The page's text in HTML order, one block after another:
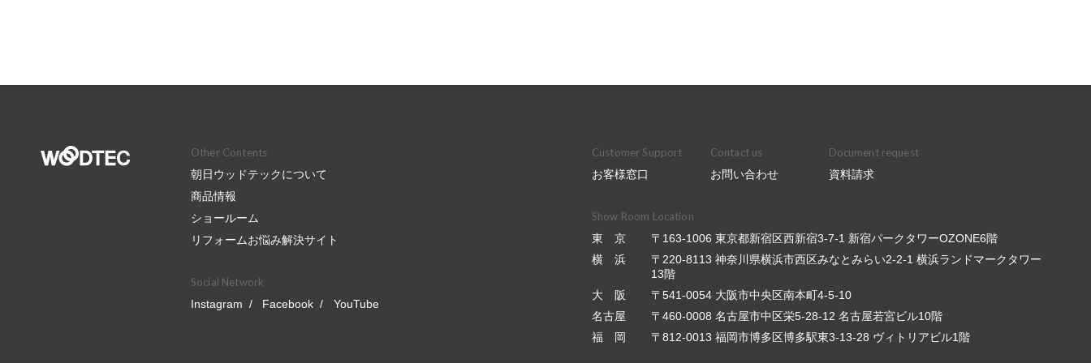
Other Contents
朝日ウッドテックについて
商品情報
ショールーム
リフォームお悩み解決サイト
Social Network
Instagram
Facebook YouTube
Customer Support
お客様窓口
Contact us
お問い合わせ
Document request
資料請求
Show Room Location
東 京
〒163-1006 東京都新宿区西新宿3-7-1 新宿パークタワーOZONE6階
横 浜
〒220-8113 神奈川県横浜市西区みなとみらい2-2-1 横浜ランドマークタワー
13階
大 阪
〒541-0054 大阪市中央区南本町4-5-10
名古屋
〒460-0008 名古屋市中区栄5-28-12 名古屋若宮ビル10階
福 岡
〒812-0013 福岡市博多区博多駅東3-13-28 ヴィトリアビル1階